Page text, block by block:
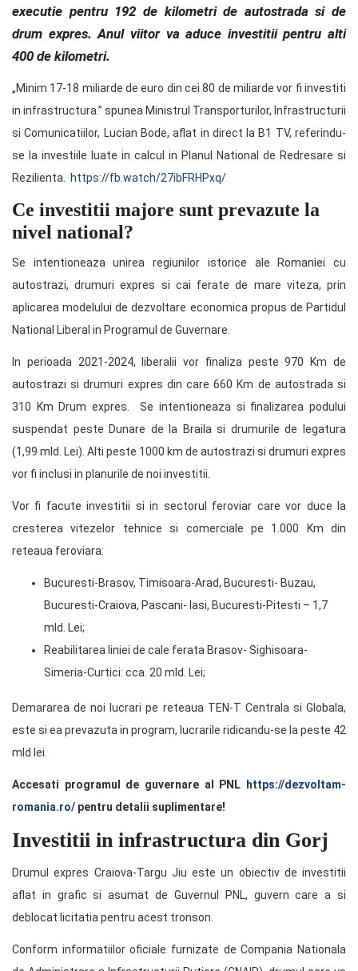
executie pentru 192 de kilometri de autostrada si de
drum expres. Anul viitor va aduce investitii pentru alti
400 de kilometri.
„Minim 17-18 miliarde de euro din cei 80 de miliarde vor fi investiti
in infrastructura.” spunea Ministrul Transporturilor, Infrastructurii
si Comunicatiilor, Lucian Bode, aflat in direct la B1 TV, referindu-
se la investiile luate in calcul in Planul National de Redresare si
Rezilienta. https://fb.watch/27ibFRHPxq/
Ce investitii majore sunt prevazute la
nivel national?
Se intentioneaza unirea regiunilor istorice ale Romaniei cu
autostrazi, drumuri expres si cai ferate de mare viteza, prin
aplicarea modelului de dezvoltare economica propus de Partidul
National Liberal in Programul de Guvernare.
In perioada 2021-2024, liberalii vor finaliza peste 970 Km de
autostrazi si drumuri expres din care 660 Km de autostrada si
310 Km Drum expres. Se intentioneaza si finalizarea podului
suspendat peste Dunare de la Braila si drumurile de legatura
(1,99 mld. Lei). Alti peste 1000 km de autostrazi si drumuri expres
vor fi inclusi in planurile de noi investitii.
Vor fi facute investitii si in sectorul feroviar care vor duce la
cresterea vitezelor tehnice si comerciale pe 1.000 Km din
reteaua feroviara:
Bucuresti-Brasov, Timisoara-Arad, Bucuresti- Buzau,
Bucuresti-Craiova, Pascani- Iasi, Bucuresti-Pitesti – 1,7
mld. Lei;
Reabilitarea liniei de cale ferata Brasov- Sighisoara-
Simeria-Curtici: cca. 20 mld. Lei;
Demararea de noi lucrari pe reteaua TEN-T Centrala si Globala,
este si ea prevazuta in program, lucrarile ridicandu-se la peste 42
mld lei.
Accesati programul de guvernare al PNL https://dezvoltam-
romania.ro/ pentru detalii suplimentare!
Investitii in infrastructura din Gorj
Drumul expres Craiova-Targu Jiu este un obiectiv de investitii
aflat in grafic si asumat de Guvernul PNL, guvern care a si
deblocat licitatia pentru acest tronson.
Conform informatiilor oficiale furnizate de Compania Nationala